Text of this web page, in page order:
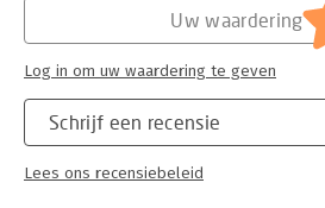
Schrijf een recensie
Lees ons recensiebeleid
Uw waardering
Log in om uw waardering te geven